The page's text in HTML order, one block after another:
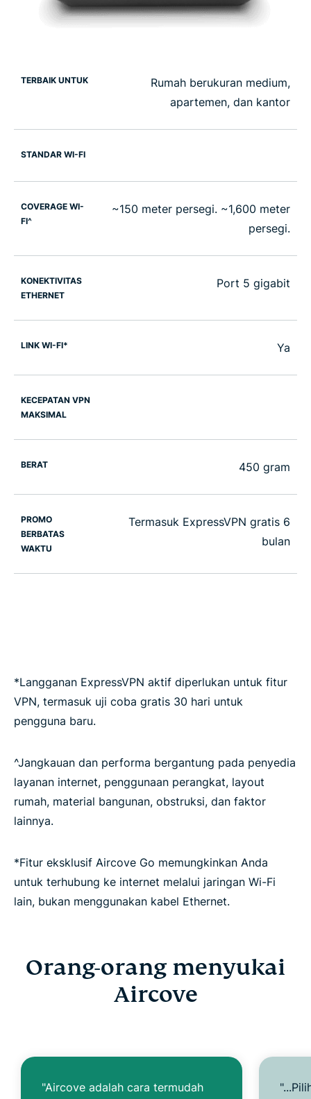
TERBAIK UNTUK
Rumah berukuran medium,
apartemen, dan kantor
STANDAR WI-FI
COVERAGE WI-
FI^
~150 meter persegi. ~1,600 meter
persegi.
KONEKTIVITAS
ETHERNET
Port 5 gigabit
LINK WI-FI* Ya
KECEPATAN VPN
MAKSIMAL
BERAT 450 gram
PROMO
BERBATAS
WAKTU
Termasuk ExpressVPN gratis 6
bulan
*Langganan ExpressVPN aktif diperlukan untuk fitur
VPN, termasuk uji coba gratis 30 hari untuk
pengguna baru.
^Jangkauan dan performa bergantung pada penyedia
layanan internet, penggunaan perangkat, layout
rumah, material bangunan, obstruksi, dan faktor
lainnya.
*Fitur eksklusif Aircove Go memungkinkan Anda
untuk terhubung ke internet melalui jaringan Wi-Fi
lain, bukan menggunakan kabel Ethernet.
Orang-orang menyukai
Aircove
"Aircove adalah cara termudah